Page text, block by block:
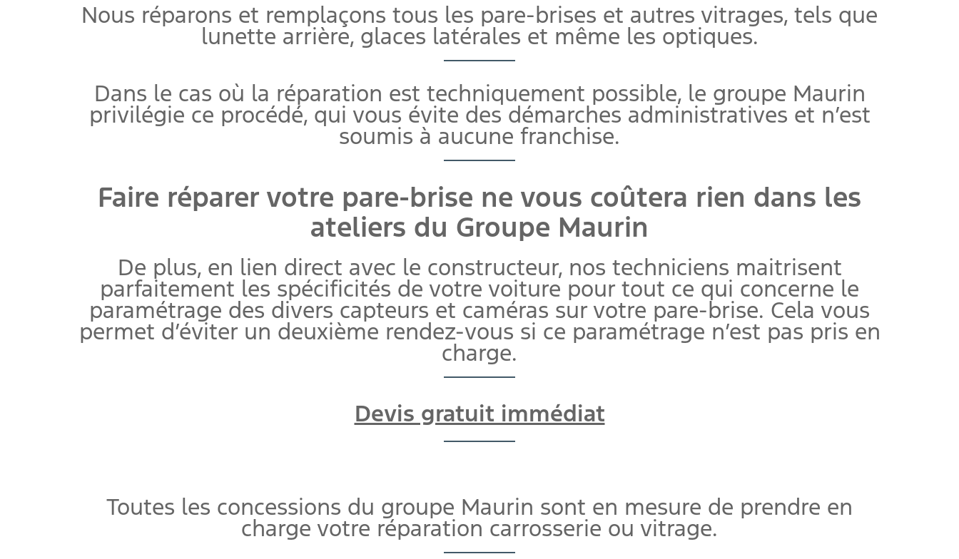
Nous réparons et remplaçons tous les pare-brises et autres vitrages, tels que
lunette arrière, glaces latérales et même les optiques.
Dans le cas où la réparation est techniquement possible, le groupe Maurin
privilégie ce procédé, qui vous évite des démarches administratives et n’est
soumis à aucune franchise.
Faire réparer votre pare-brise ne vous coûtera rien dans les
ateliers du Groupe Maurin
De plus, en lien direct avec le constructeur, nos techniciens maitrisent
parfaitement les spécificités de votre voiture pour tout ce qui concerne le
paramétrage des divers capteurs et caméras sur votre pare-brise. Cela vous
permet d’éviter un deuxième rendez-vous si ce paramétrage n’est pas pris en
charge.
Devis gratuit immédiat
Toutes les concessions du groupe Maurin sont en mesure de prendre en
charge votre réparation carrosserie ou vitrage.